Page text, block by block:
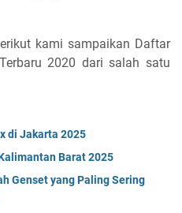
kami sampaikan Daftar
2020 dari salah satu
di Jakarta 2025
Barat 2025
Genset yang Paling Sering